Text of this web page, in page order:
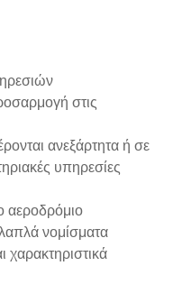
στις
ανεξάρτητα ή σε
υπηρεσίες
αεροδρόμιο
νομίσματα
χαρακτηριστικά